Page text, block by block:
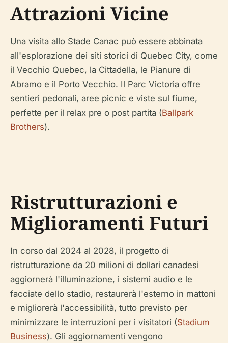
Attrazioni Vicine
Una visita allo Stade Canac può essere abbinata
all'esplorazione dei siti storici di Quebec City, come
il Vecchio Quebec, la Cittadella, le Pianure di
Abramo e il Porto Vecchio. Il Parc Victoria offre
sentieri pedonali, aree picnic e viste sul fiume,
perfette per il relax pre o post partita (Ballpark
Brothers).
Ristrutturazioni e
Miglioramenti Futuri
In corso dal 2024 al 2028, il progetto di
ristrutturazione da 20 milioni di dollari canadesi
aggiornerà l'illuminazione, i sistemi audio e le
facciate dello stadio, restaurerà l'esterno in mattoni
e migliorerà l'accessibilità, tutto previsto per
minimizzare le interruzioni per i visitatori (Stadium
Business). Gli aggiornamenti vengono